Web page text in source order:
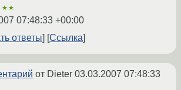
07:48:33 +00:00
ответы
Ссылка
от Dieter 03.03.2007 07:48:33